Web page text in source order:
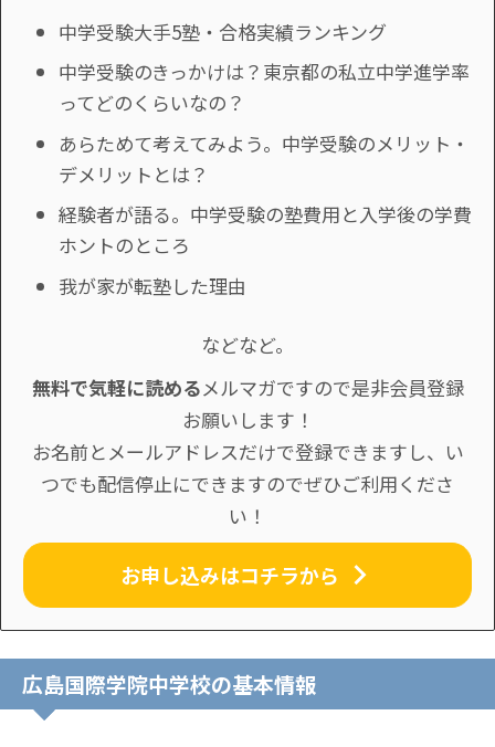
中学受験大手5塾・合格実績ランキング
中学受験のきっかけは？東京都の私立中学進学率
ってどのくらいなの？
あらためて考えてみよう。中学受験のメリット・
デメリットとは？
経験者が語る。中学受験の塾費用と入学後の学費
ホントのところ
我が家が転塾した理由
などなど。
無料で気軽に読めるメルマガですので是非会員登録
お願いします！
お名前とメールアドレスだけで登録できますし、い
つでも配信停止にできますのでぜひご利用くださ
い！
お申し込みはコチラから
広島国際学院中学校の基本情報